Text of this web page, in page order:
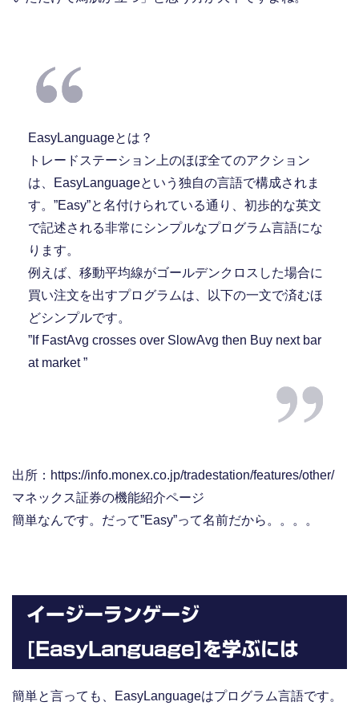
EasyLanguageとは？
トレードステーション上のほぼ全てのアクション
は、EasyLanguageという独自の言語で構成されま
す。”Easy”と名付けられている通り、初歩的な英文
で記述される非常にシンプルなプログラム言語にな
ります。
例えば、移動平均線がゴールデンクロスした場合に
買い注文を出すプログラムは、以下の一文で済むほ
どシンプルです。
”If FastAvg crosses over SlowAvg then Buy next bar
at market ”
出所：https://info.monex.co.jp/tradestation/features/other/
マネックス証券の機能紹介ページ
簡単なんです。だって”Easy”って名前だから。。。。
イージーランゲージ
[EasyLanguage]を学ぶには
簡単と言っても、EasyLanguageはプログラム言語です。